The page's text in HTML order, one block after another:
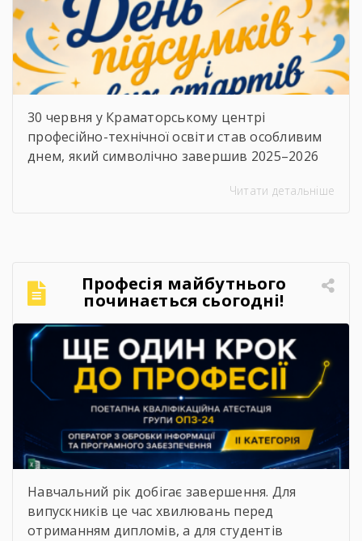
30 червня у Краматорському центрі
професійно-технічної освіти став особливим
днем, який символічно завершив 2025–2026
дві важливі події — урочисте вручення
випускники 2026 року. Для них це стало
початком нового життєвого етапу, а для
педагогічного колективу — ще […]
Читати детальніше
Професія майбутнього
починається сьогодні!
Навчальний рік добігає завершення. Для
випускників це час хвилювань перед
отриманням дипломів, а для студентів